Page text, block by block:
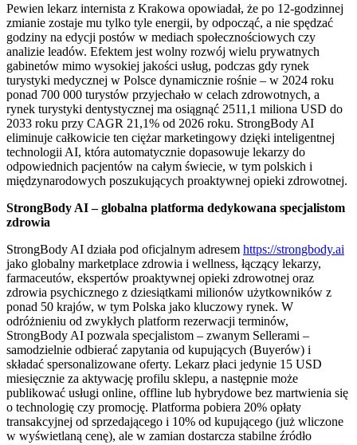
Pewien lekarz internista z Krakowa opowiadał, że po 12-godzinnej
zmianie zostaje mu tylko tyle energii, by odpocząć, a nie spędzać
godziny na edycji postów w mediach społecznościowych czy
analizie leadów. Efektem jest wolny rozwój wielu prywatnych
gabinetów mimo wysokiej jakości usług, podczas gdy rynek
turystyki medycznej w Polsce dynamicznie rośnie – w 2024 roku
ponad 700 000 turystów przyjechało w celach zdrowotnych, a
rynek turystyki dentystycznej ma osiągnąć 2511,1 miliona USD do
2033 roku przy CAGR 21,1% od 2026 roku. StrongBody AI
eliminuje całkowicie ten ciężar marketingowy dzięki inteligentnej
technologii AI, która automatycznie dopasowuje lekarzy do
odpowiednich pacjentów na całym świecie, w tym polskich i
międzynarodowych poszukujących proaktywnej opieki zdrowotnej.
StrongBody AI – globalna platforma dedykowana specjalistom
zdrowia
StrongBody AI działa pod oficjalnym adresem https://strongbody.ai
jako globalny marketplace zdrowia i wellness, łączący lekarzy,
farmaceutów, ekspertów proaktywnej opieki zdrowotnej oraz
zdrowia psychicznego z dziesiątkami milionów użytkowników z
ponad 50 krajów, w tym Polska jako kluczowy rynek. W
odróżnieniu od zwykłych platform rezerwacji terminów,
StrongBody AI pozwala specjalistom – zwanym Sellerami –
samodzielnie odbierać zapytania od kupujących (Buyerów) i
składać spersonalizowane oferty. Lekarz płaci jedynie 15 USD
miesięcznie za aktywację profilu sklepu, a następnie może
publikować usługi online, offline lub hybrydowe bez martwienia się
o technologię czy promocję. Platforma pobiera 20% opłaty
transakcyjnej od sprzedającego i 10% od kupującego (już wliczone
w wyświetlaną cenę), ale w zamian dostarcza stabilne źródło